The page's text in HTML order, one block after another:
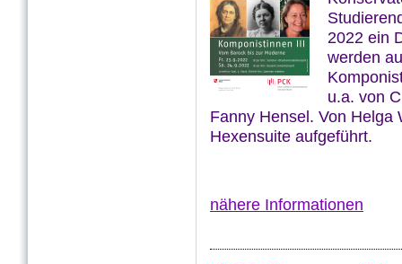
2022 ein
werden
u.a. von
Fanny Hensel. Von Helga
Hexensuite aufgeführt.
nähere Informationen